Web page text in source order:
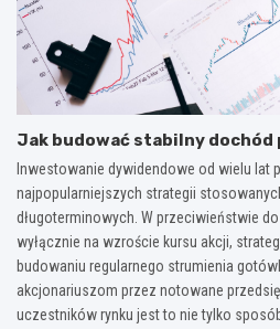
Jak budować stabilny dochód
Inwestowanie dywidendowe od wielu lat
najpopularniejszych strategii
długoterminowych. W przeciwieństwie
wyłącznie na wzroście kursu akcji,
budowaniu regularnego strumienia
akcjonariuszom przez notowane
uczestników rynku jest to nie tylko sposób